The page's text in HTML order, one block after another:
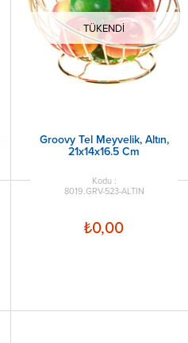
TÜKENDI
Groovy Tel Meyvelik, Altın,
21x14x16.5 Cm
8019.GRV-523-ALTIN
₺0,00